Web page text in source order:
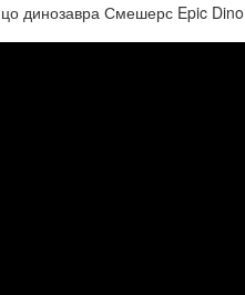
динозавра Смешерс Epic